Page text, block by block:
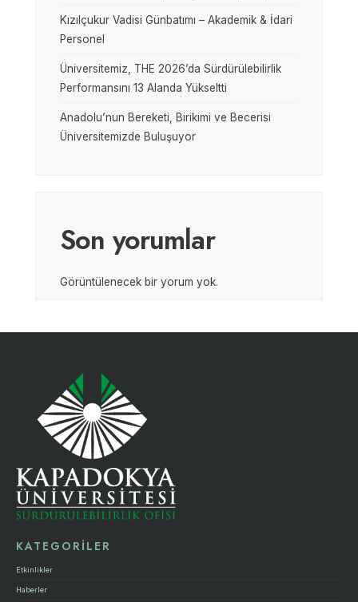
Kızılçukur Vadisi Günbatımı – Akademik & İdari
Personel
Üniversitemiz, THE 2026’da Sürdürülebilirlik
Performansını 13 Alanda Yükseltti
Anadolu’nun Bereketi, Birikimi ve Becerisi
Üniversitemizde Buluşuyor
Son yorumlar
Görüntülenecek bir yorum yok.
KATEGORİLER
Etkinlikler
Haberler